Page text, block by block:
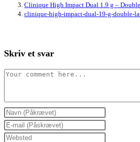
Clinique High Impact Dual 1.9 g –
clinique-high-impact-dual-19-g-double-
Skriv et svar
Comment
Enter
your
name
Enter
your
Enter